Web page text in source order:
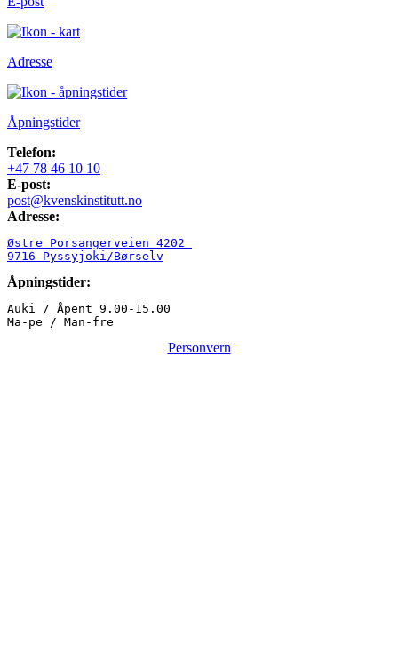
Adresse
Åpningstider
Telefon:
+47 78 46 10 10
E-post:
post@kvenskinstitutt.no
Adresse:
Østre Porsangerveien 4202
9716 Pyssyjoki/Børselv
Åpningstider:
Auki / Åpent 9.00-15.00
Ma-pe / Man-fre
Personvern